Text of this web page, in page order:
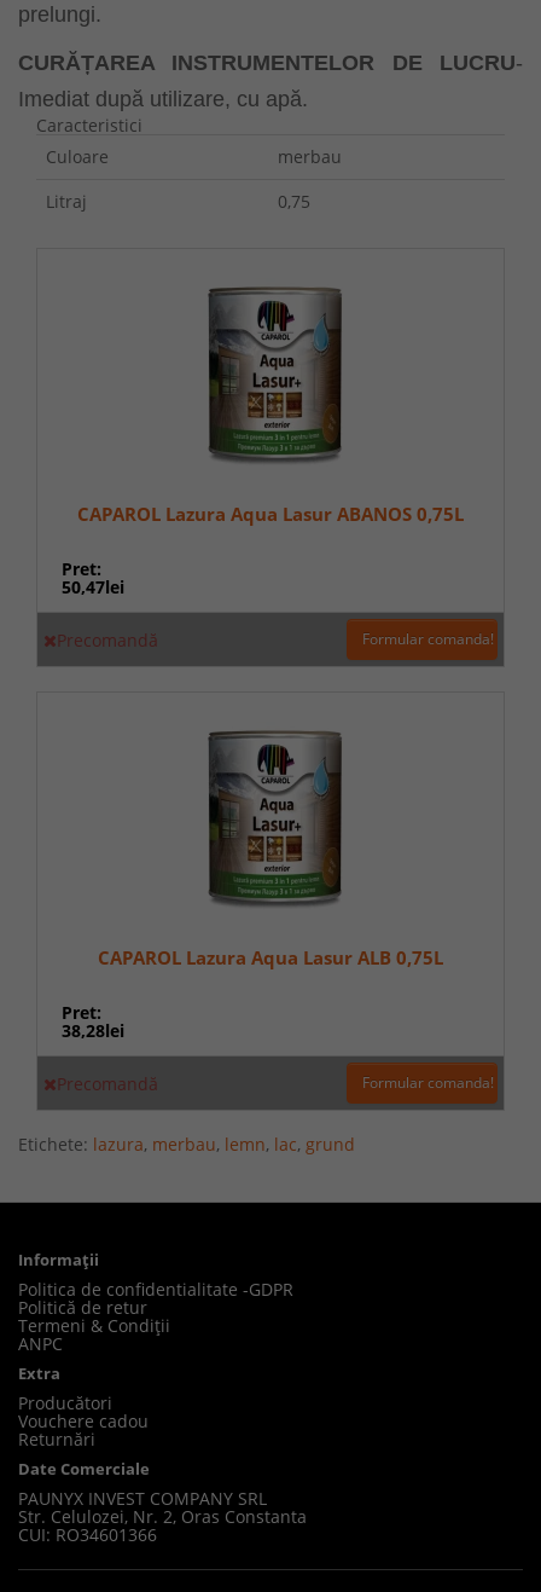
prelungi.
CURĂȚAREA INSTRUMENTELOR DE LUCRU-
Imediat după utilizare, cu apă.
Caracteristici
Culoare
merbau
Litraj
0,75
CAPAROL Lazura Aqua Lasur ABANOS 0,75L
Pret:
50,47lei
Precomandă Formular comanda!
CAPAROL Lazura Aqua Lasur ALB 0,75L
Pret:
38,28lei
Precomandă Formular comanda!
Etichete: lazura, merbau, lemn, lac, grund
Informaţii
Politica de confidentialitate -GDPR
Politică de retur
Termeni & Condiții
ANPC
Extra
Producători
Vouchere cadou
Returnări
Date Comerciale
PAUNYX INVEST COMPANY SRL
Str. Celulozei, Nr. 2, Oras Constanta
CUI: RO34601366